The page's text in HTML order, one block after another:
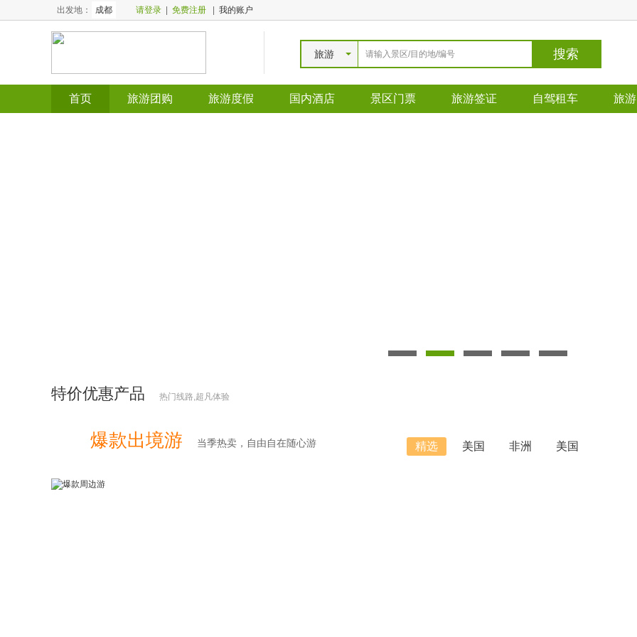
出发地： 成都 请登录 免费注册 我的账户
旅游
首页 旅游团购 旅游度假 国内酒店 景区门票 旅游签证 自驾租车 旅
特价优惠产品 热门线路,超凡体验
爆款出境游 当季热卖，自由自在随心游 精选 美国 非洲 美国